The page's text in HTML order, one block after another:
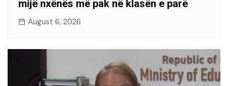
mijë nxënës më pak në klasën e parë
August 6, 2026